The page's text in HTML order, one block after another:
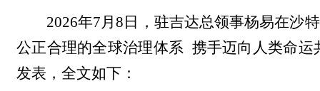
2026年7月8日，驻吉达总领事杨易在沙
公正合理的全球治理体系 携手迈向人类命运
发表，全文如下：